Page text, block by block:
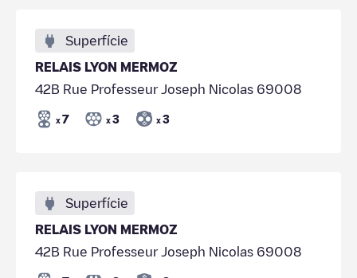
Superfície
RELAIS LYON MERMOZ
42B Rue Professeur Joseph Nicolas 69008
x 7 x 3 x 3
Superfície
RELAIS LYON MERMOZ
42B Rue Professeur Joseph Nicolas 69008